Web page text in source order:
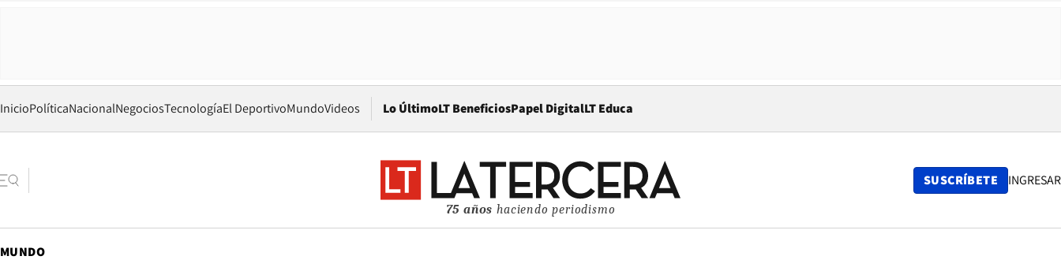
InicioPolíticaNacionalNegociosTecnologíaEl DeportivoMundoVideos Lo ÚltimoLT BeneficiosPapel DigitalOpens in new window
LT Educa
75 años haciendo periodismo
SUSCRÍBETE INGRESAR
MUNDO